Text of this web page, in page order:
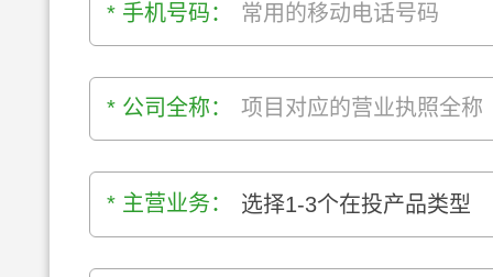
* 手机号码：
* 公司全称：
* 主营业务： 选择1-3个在投产品类型